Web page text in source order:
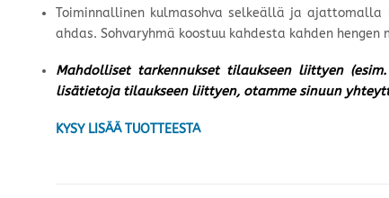
Toiminnallinen kulmasohva selkeällä ja
ahdas. Sohvaryhmä koostuu kahdesta kahden
Mahdolliset tarkennukset tilaukseen liittyen
lisätietoja tilaukseen liittyen, otamme sinuun
KYSY LISÄÄ TUOTTEESTA